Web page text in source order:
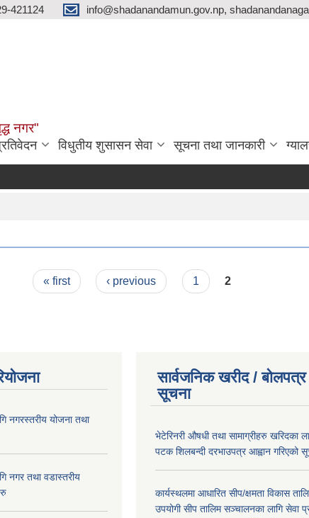
421124 info@shadanandamun.gov.np,
नगर"
विधुतीय शुसासन सेवा सूचना तथा जानकारी
« first ‹ previous 1 2
नगरस्तरीय योजना तथा
नगर तथा वडास्तरीय
सार्वजनिक खरीद / बोलपत्र
सूचना
भेटेरिनरी औषधी तथा सामाग्रीहरु खरिदका
पटक शिलबन्दी दरभाउपत्र आह्वान गरिएको
कार्यस्थलमा आधारित सीप/क्षमता विकास
उपयोगी सीप तालिम सञ्चालनका लागि सेवा